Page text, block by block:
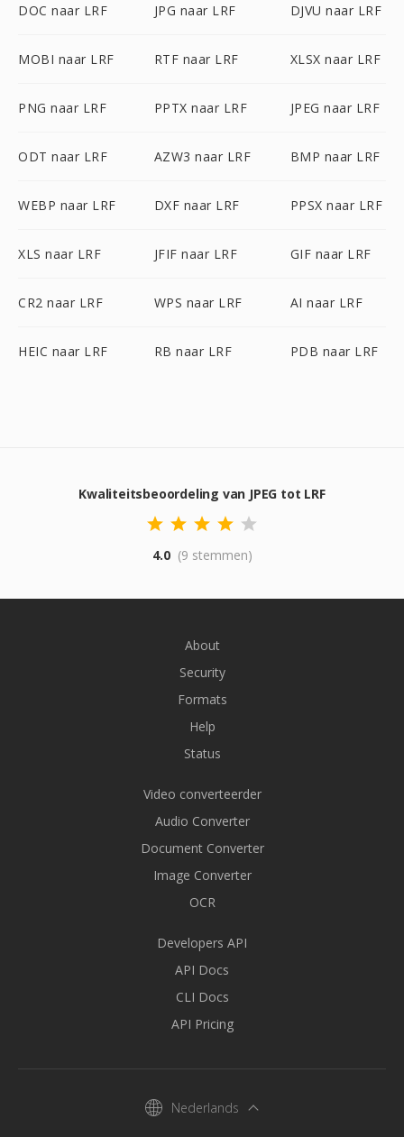
DOC naar LRF JPG naar LRF DJVU naar LRF
MOBI naar LRF RTF naar LRF XLSX naar LRF
PNG naar LRF PPTX naar LRF JPEG naar LRF
ODT naar LRF AZW3 naar LRF BMP naar LRF
WEBP naar LRF DXF naar LRF PPSX naar LRF
XLS naar LRF JFIF naar LRF GIF naar LRF
CR2 naar LRF WPS naar LRF AI naar LRF
HEIC naar LRF RB naar LRF PDB naar LRF
Kwaliteitsbeoordeling van JPEG tot LRF
4.0 (9 stemmen)
About
Security
Formats
Help
Status
Video converteerder
Audio Converter
Document Converter
Image Converter
OCR
Developers API
API Docs
CLI Docs
API Pricing
Nederlands